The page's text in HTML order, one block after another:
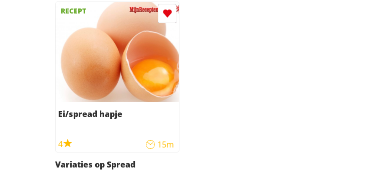
RECEPT
Ei/spread hapje
4
15m
Variaties op Spread